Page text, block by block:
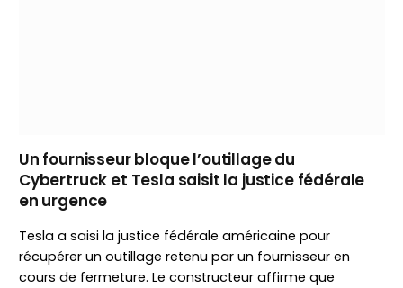
Un fournisseur bloque l’outillage du
Cybertruck et Tesla saisit la justice fédérale
en urgence
Tesla a saisi la justice fédérale américaine pour
récupérer un outillage retenu par un fournisseur en
cours de fermeture. Le constructeur affirme que